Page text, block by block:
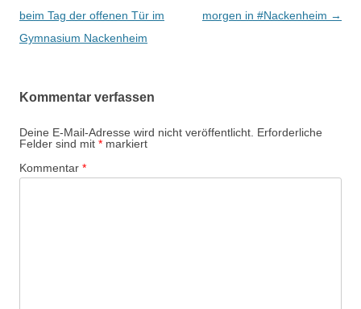
Navigation
beim Tag der offenen Tür im
Gymnasium Nackenheim
morgen in #Nackenheim →
Kommentar verfassen
Deine E-Mail-Adresse wird nicht veröffentlicht. Erforderliche
Felder sind mit * markiert
Kommentar *